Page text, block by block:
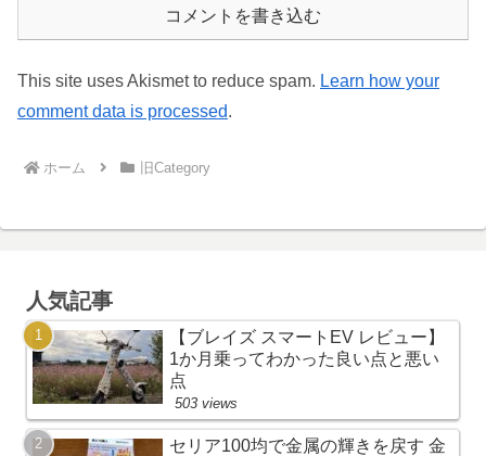
コメントを書き込む
This site uses Akismet to reduce spam. Learn how your
comment data is processed.
ホーム 旧Category
人気記事
【ブレイズ スマートEV レビュー】
1か月乗ってわかった良い点と悪い
点
503 views
セリア100均で金属の輝きを戻す 金